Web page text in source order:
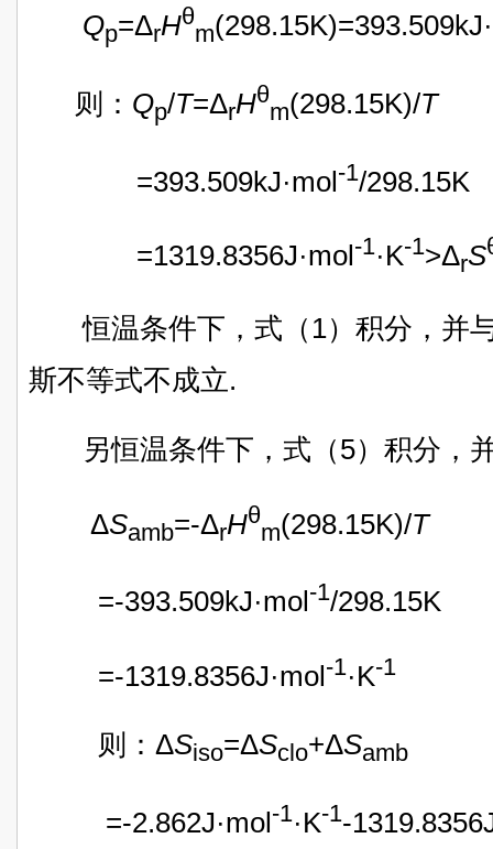
Qp=ΔrHθ
m
则： Qp/T=ΔrHθ
m(298.15K)/T
=393.509kJ·mol-1/298.15K
=1319.8356J·mol-1·K-1>ΔrS
恒温条件下，式（1）积分，并
斯不等式不成立.
另恒温条件下，式（5）积分，
ΔSamb=-ΔrHθ
m(298.15K)/T
=-393.509kJ·mol-1/298.15K
=-1319.8356J·mol-1·K-1
则：ΔSiso=ΔSclo+ΔSamb
=-2.862J·mol-1·K-1-